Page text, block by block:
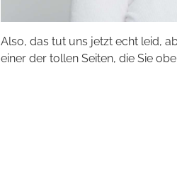
Also, das tut uns jetzt echt leid,
einer der tollen Seiten, die Sie